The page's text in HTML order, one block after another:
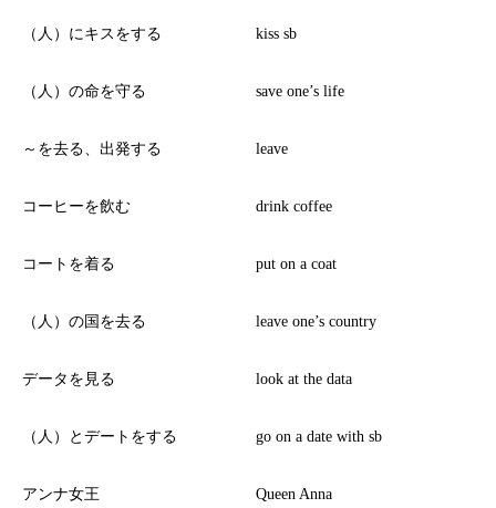
（人）にキスをする kiss sb
（人）の命を守る save one’s life
～を去る、出発する leave
コーヒーを飲む drink coffee
コートを着る put on a coat
（人）の国を去る leave one’s country
データを見る look at the data
（人）とデートをする go on a date with sb
アンナ女王 Queen Anna